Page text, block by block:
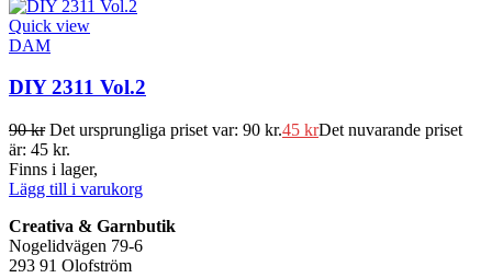
Quick view
DAM
DIY 2311 Vol.2
90kr Det ursprungliga priset var: 90 kr.45 krDet nuvarande priset
är: 45 kr.
Finns i lager,
Lägg till i varukorg
Creativa & Garnbutik
Nogelidvägen 79-6
293 91 Olofström